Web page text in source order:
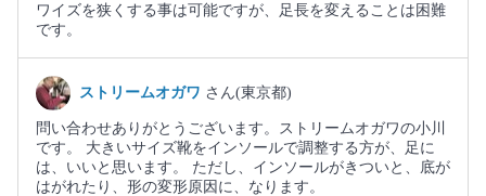
ワイズを狭くする事は可能ですが、足長を変えることは困難
です。
ストリームオガワ さん(東京都)
問い合わせありがとうございます。ストリームオガワの小川
です。 大きいサイズ靴をインソールで調整する方が、足に
は、いいと思います。 ただし、インソールがきついと、底が
はがれたり、形の変形原因に、なります。